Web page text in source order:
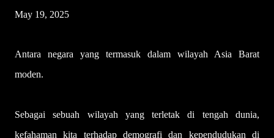
May 19, 2025
Antara negara yang termasuk dalam wilayah Asia Barat
moden.
Sebagai sebuah wilayah yang terletak di tengah dunia,
kefahaman kita terhadap demografi dan kependudukan di